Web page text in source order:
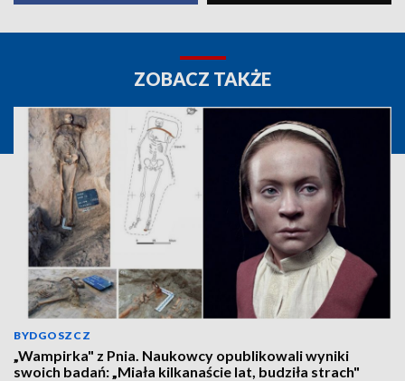
ZOBACZ TAKŻE
BYDGOSZCZ
„Wampirka" z Pnia. Naukowcy opublikowali wyniki
swoich badań: „Miała kilkanaście lat, budziła strach"